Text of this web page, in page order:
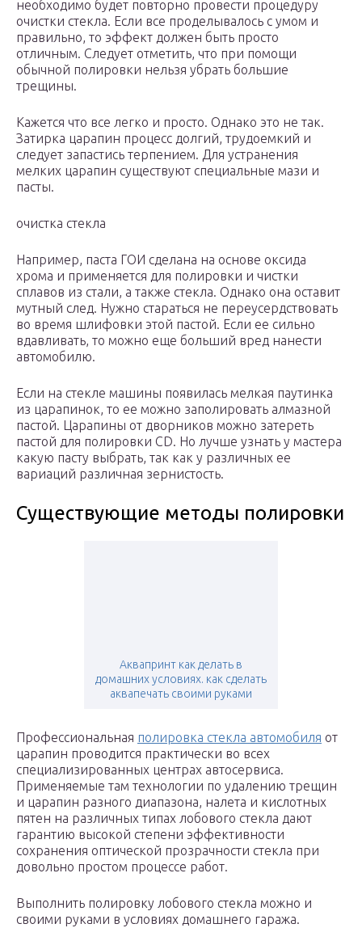
необходимо будет повторно провести процедуру
очистки стекла. Если все проделывалось с умом и
правильно, то эффект должен быть просто
отличным. Следует отметить, что при помощи
обычной полировки нельзя убрать большие
трещины.
Кажется что все легко и просто. Однако это не так.
Затирка царапин процесс долгий, трудоемкий и
следует запастись терпением. Для устранения
мелких царапин существуют специальные мази и
пасты.
очистка стекла
Например, паста ГОИ сделана на основе оксида
хрома и применяется для полировки и чистки
сплавов из стали, а также стекла. Однако она оставит
мутный след. Нужно стараться не переусердствовать
во время шлифовки этой пастой. Если ее сильно
вдавливать, то можно еще больший вред нанести
автомобилю.
Если на стекле машины появилась мелкая паутинка
из царапинок, то ее можно заполировать алмазной
пастой. Царапины от дворников можно затереть
пастой для полировки CD. Но лучше узнать у мастера
какую пасту выбрать, так как у различных ее
вариаций различная зернистость.
Существующие методы полировки
Аквапринт как делать в
домашних условиях. как сделать
аквапечать своими руками
Профессиональная полировка стекла автомобиля от
царапин проводится практически во всех
специализированных центрах автосервиса.
Применяемые там технологии по удалению трещин
и царапин разного диапазона, налета и кислотных
пятен на различных типах лобового стекла дают
гарантию высокой степени эффективности
сохранения оптической прозрачности стекла при
довольно простом процессе работ.
Выполнить полировку лобового стекла можно и
своими руками в условиях домашнего гаража.